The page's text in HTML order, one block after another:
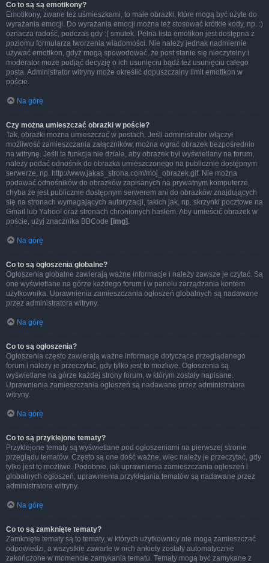
Co to są są emotikony?
Emotikony, zwane też uśmieszkami, to małe obrazki, które mogą być użyte do
wyrażania emocji. Do wyrażania emocji można też stosować krótkie kody, np. :)
oznacza radość, podczas gdy :( smutek. Pełna lista emotikon jest dostępna z
poziomu formularza tworzenia wiadomości. Nie należy jednak nadmiernie
używać emotikon, gdyż mogą spowodować, że post stanie się nieczytelny i
moderator może podjąć decyzję o ich usunięciu bądź też usunięciu całego
posta. Administrator witryny może określić dopuszczalny limit emotikon w
poście.
Na górę
Czy można umieszczać obrazki w poście?
Tak, obrazki można umieszczać w postach. Jeśli administrator włączył
możliwość zamieszczania załączników, można wgrać obrazek bezpośrednio
na witrynę. Jeśli ta funkcja nie działa, aby obrazek był wyświetlany na forum,
należy podać odnośnik do obrazka umieszczonego na publicznie dostępnym
serwerze, np. http://www.jakas_strona.com/moj_obrazek.gif. Nie można
podawać odnośników do obrazków zapisanych na prywatnym komputerze,
chyba że jest publicznie dostępnym serwerem ani do obrazków znajdujących
się na stronach wymagających autoryzacji, takich jak, np. skrzynki pocztowe na
Gmail lub Yahoo! oraz stronach chronionych hasłem. Aby umieścić obrazek w
poście, użyj znacznika BBCode [img] .
Na górę
Co to są ogłoszenia globalne?
Ogłoszenia globalne zawierają ważne informacje i należy zawsze je czytać. Są
one wyświetlane na górze każdego forum i w panelu zarządzania kontem
użytkownika. Uprawnienia zamieszczania ogłoszeń globalnych są nadawane
przez administratora witryny.
Na górę
Co to są ogłoszenia?
Ogłoszenia często zawierają ważne informacje dotyczące przeglądanego
forum i należy je przeczytać, gdy tylko jest to możliwe. Ogłoszenia są
wyświetlane na górze każdej strony forum, w którym zostały napisane.
Uprawnienia zamieszczania ogłoszeń są nadawane przez administratora
witryny.
Na górę
Co to są przyklejone tematy?
Przyklejone tematy są wyświetlane pod ogłoszeniami na pierwszej stronie
przeglądu tematów. Często są one dość ważne, więc należy je przeczytać, gdy
tylko jest to możliwe. Podobnie, jak uprawnienia zamieszczania ogłoszeń i
globalnych ogłoszeń, uprawnienia przyklejania tematów są nadawane przez
administratora witryny.
Na górę
Co to są zamknięte tematy?
Zamknięte tematy są to tematy, w których użytkownicy nie mogą zamieszczać
odpowiedzi, a wszystkie zawarte w nich ankiety zostały automatycznie
zakończone w momencie zamykania tematu. Tematy mogą być zamykane z